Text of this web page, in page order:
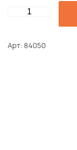
Quantity
Арт 84050